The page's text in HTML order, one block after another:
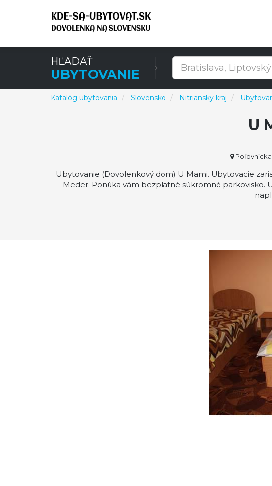
HĽADAŤ
UBYTOVANIE
Katalóg ubytovania Slovensko Nitriansky kraj
U
Poľovnícka
Ubytovanie (Dovolenkový dom) U Mami. Ubytovacie
Meder. Ponúka vám bezplatné súkromné parkovisko.